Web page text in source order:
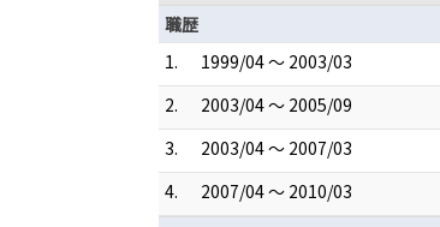
職歴
1.
1999/04 ～ 2003/03
2.
2003/04 ～ 2005/09
3.
2003/04 ～ 2007/03
4.
2007/04 ～ 2010/03